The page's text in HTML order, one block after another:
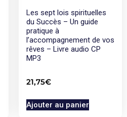
Les sept lois spirituelles
du Succès – Un guide
pratique à
l’accompagnement de vos
rêves – Livre audio CP
MP3
21,75€
Ajouter au panier